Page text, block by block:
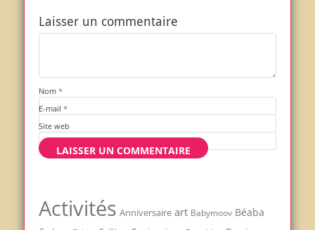
Laisser un commentaire
Nom *
E-mail *
Site web
Activités Anniversaire art Babymoov Béaba